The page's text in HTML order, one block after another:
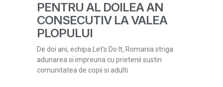
PENTRU AL DOILEA AN
CONSECUTIV LA VALEA
PLOPULUI
De doi ani, echipa Let’s Do It, Romania striga
adunarea si impreuna cu prietenii sustin
comunitatea de copii si adulti